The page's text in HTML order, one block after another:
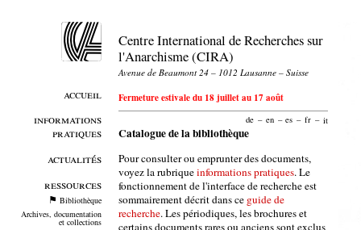
accueil
informations
pratiques
actualités
ressources
Bibliothèque
Archives, documentation
et collections
Centre International de Recherches sur
l'Anarchisme (CIRA)
Avenue de Beaumont 24 – 1012 Lausanne – Suisse
Fermeture estivale du 18 juillet au 17 août
de – en – es – fr – it
Catalogue de la bibliothèque
Pour consulter ou emprunter des documents,
voyez la rubriqueinformations pratiques. Le
fonctionnement de l'interface de recherche est
sommairement décrit dans ce guide de
recherche. Les périodiques, les brochures et
certains documents rares ou anciens sont exclus